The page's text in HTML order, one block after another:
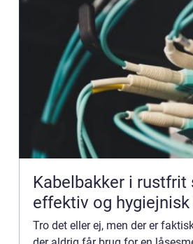
Kabelbakker i rustfrit
effektiv og
Tro det eller ej, men der er